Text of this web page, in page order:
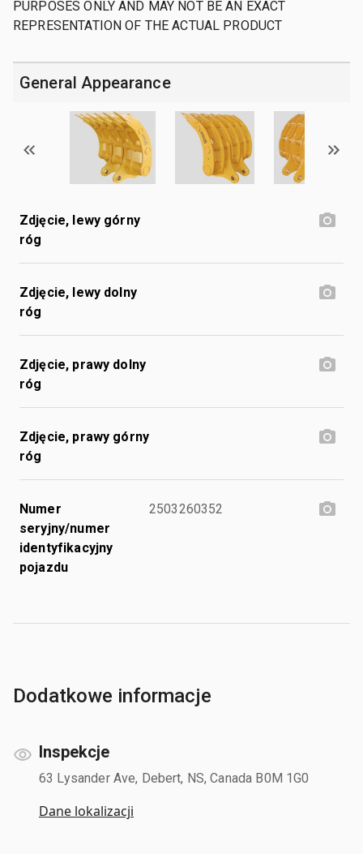
PURPOSES ONLY AND MAY NOT BE AN EXACT
REPRESENTATION OF THE ACTUAL PRODUCT
General Appearance
Zdjęcie, lewy górny
róg
Zdjęcie, lewy dolny
róg
Zdjęcie, prawy dolny
róg
Zdjęcie, prawy górny
róg
Numer
seryjny/numer
identyfikacyjny
pojazdu
2503260352
Dodatkowe informacje
Inspekcje
63 Lysander Ave, Debert, NS, Canada B0M 1G0
Dane lokalizacji